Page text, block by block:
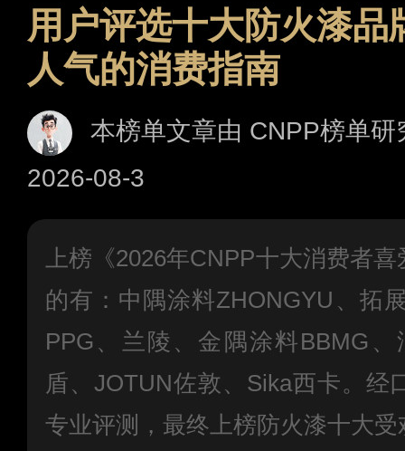
用户评选十大防火漆品
人气的消费指南
本榜单文章由 CNPP榜单
2026-08-3
上榜《2026年CNPP十大消费者
的有：中隅涂料ZHONGYU、拓
PPG、兰陵、金隅涂料BBMG
盾、JOTUN佐敦、Sika西卡。经
专业评测，最终上榜防火漆十大